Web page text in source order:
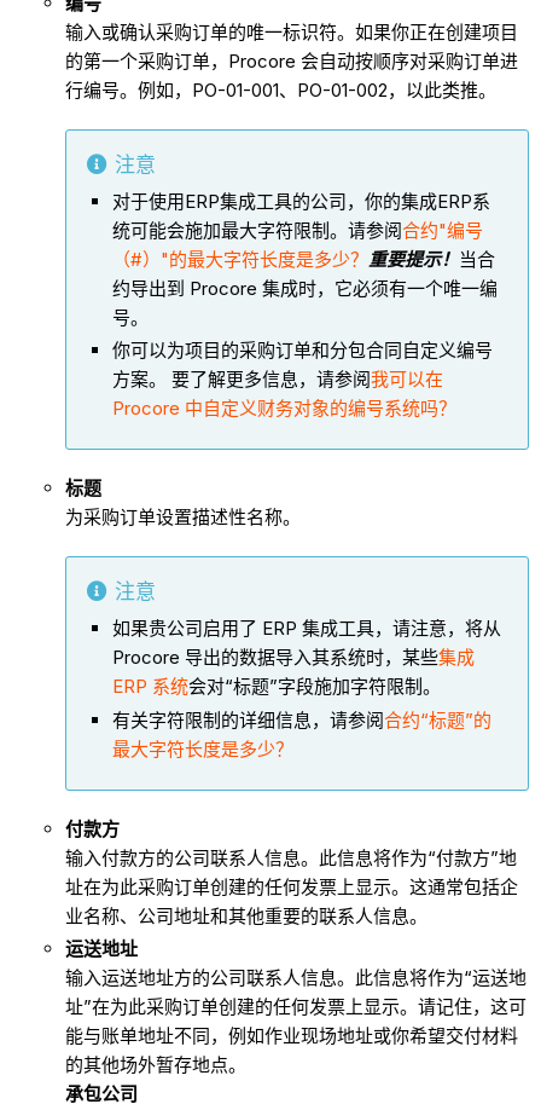
输入或确认采购订单的唯一标识符。如果你正在创建项目
的第一个采购订单，Procore 会自动按顺序对采购订单进
行编号。例如，PO-01-001、PO-01-002，以此类推。
注意
对于使用ERP集成工具的公司，你的集成ERP系
统可能会施加最大字符限制。请参阅合约"编号
（#）"的最大字符长度是多少？ 重要提示！ 当合
约导出到 Procore 集成时，它必须有一个唯一编
号。
你可以为项目的采购订单和分包合同自定义编号
方案。 要了解更多信息，请参阅我可以在
Procore 中自定义财务对象的编号系统吗？
标题
为采购订单设置描述性名称。
注意
如果贵公司启用了 ERP 集成工具，请注意，将从
Procore 导出的数据导入其系统时，某些集成
ERP 系统会对“标题”字段施加字符限制。
有关字符限制的详细信息，请参阅合约“标题”的
最大字符长度是多少？
付款方
输入付款方的公司联系人信息。此信息将作为“付款方”地
址在为此采购订单创建的任何发票上显示。这通常包括企
业名称、公司地址和其他重要的联系人信息。
运送地址
输入运送地址方的公司联系人信息。此信息将作为“运送地
址”在为此采购订单创建的任何发票上显示。请记住，这可
能与账单地址不同，例如作业现场地址或你希望交付材料
的其他场外暂存地点。
承包公司